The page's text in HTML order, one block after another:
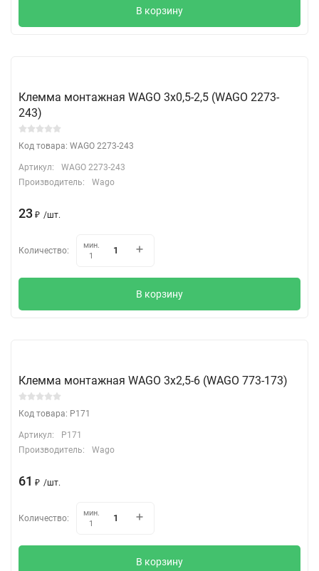
В корзину
Клемма монтажная WAGO 3х0,5-2,5 (WAGO 2273-
243)
Код товара: WAGO 2273-243
Артикул:
WAGO 2273-243
Производитель:
Wago
23 ₽ /шт.
Количество:
мин.
1
В корзину
Клемма монтажная WAGO 3х2,5-6 (WAGO 773-173)
Код товара: P171
Артикул:
P171
Производитель:
Wago
61 ₽ /шт.
Количество:
мин.
1
В корзину